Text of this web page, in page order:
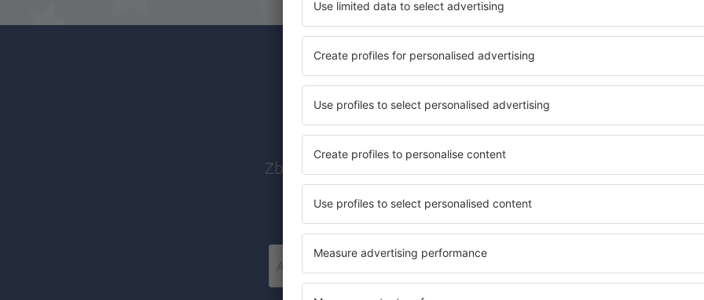
Abonații la newsletter
mult cu mai puțin
Zboruri ieftine, city break-uri, vacanțe – profită de ofertele
tuturor.
Trimitem doar ce e mai bun, pe cuvânt de turişti!